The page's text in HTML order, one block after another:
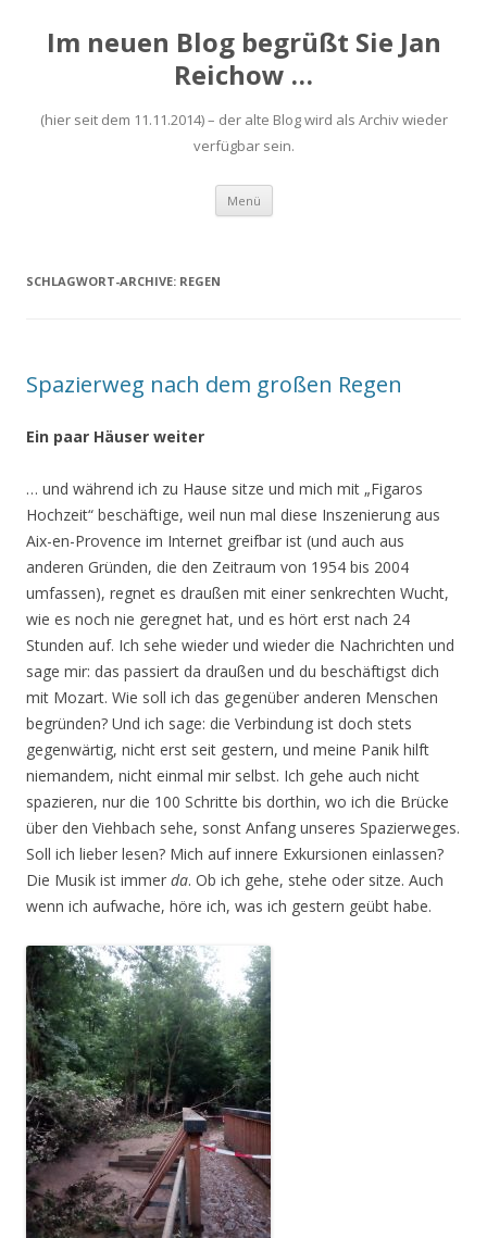
Im neuen Blog begrüßt Sie Jan
Reichow …
(hier seit dem 11.11.2014) – der alte Blog wird als Archiv wieder
verfügbar sein.
Menü Zum
springen
SCHLAGWORT-ARCHIVE: REGEN
Spazierweg nach dem großen Regen
Ein paar Häuser weiter
… und während ich zu Hause sitze und mich mit „Figaros
Hochzeit“ beschäftige, weil nun mal diese Inszenierung aus
Aix-en-Provence im Internet greifbar ist (und auch aus
anderen Gründen, die den Zeitraum von 1954 bis 2004
umfassen), regnet es draußen mit einer senkrechten Wucht,
wie es noch nie geregnet hat, und es hört erst nach 24
Stunden auf. Ich sehe wieder und wieder die Nachrichten und
sage mir: das passiert da draußen und du beschäftigst dich
mit Mozart. Wie soll ich das gegenüber anderen Menschen
begründen? Und ich sage: die Verbindung ist doch stets
gegenwärtig, nicht erst seit gestern, und meine Panik hilft
niemandem, nicht einmal mir selbst. Ich gehe auch nicht
spazieren, nur die 100 Schritte bis dorthin, wo ich die Brücke
über den Viehbach sehe, sonst Anfang unseres Spazierweges.
Soll ich lieber lesen? Mich auf innere Exkursionen einlassen?
Die Musik ist immer da. Ob ich gehe, stehe oder sitze. Auch
wenn ich aufwache, höre ich, was ich gestern geübt habe.